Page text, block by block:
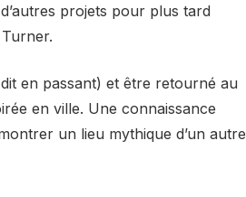
projets pour plus tard
en passant) et être retourné au
en ville. Une connaissance
un lieu mythique d’un autre